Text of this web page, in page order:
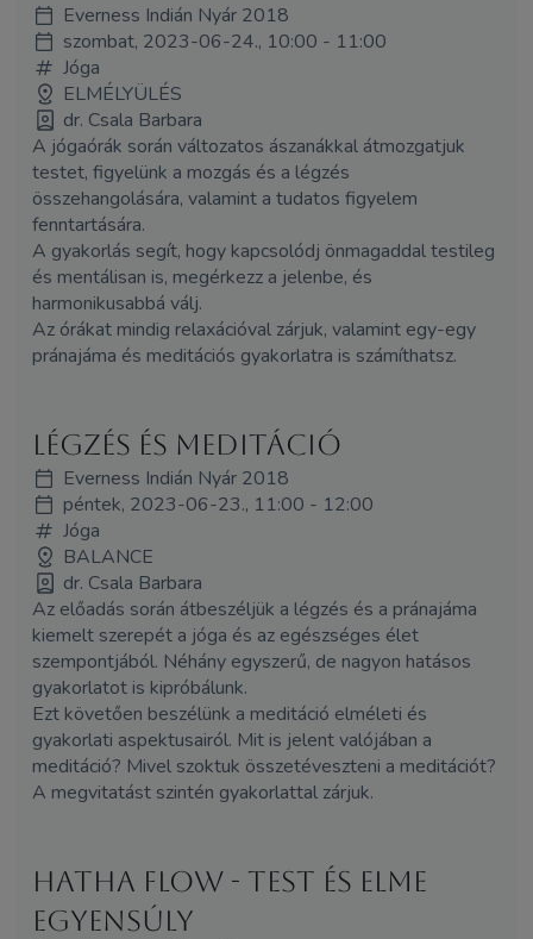
Everness Indián Nyár 2018
szombat, 2023-06-24., 10:00 - 11:00
Jóga
ELMÉLYÜLÉS
dr. Csala Barbara
A jógaórák során változatos ászanákkal átmozgatjuk
testet, figyelünk a mozgás és a légzés
összehangolására, valamint a tudatos figyelem
fenntartására.
A gyakorlás segít, hogy kapcsolódj önmagaddal testileg
és mentálisan is, megérkezz a jelenbe, és
harmonikusabbá válj.
Az órákat mindig relaxációval zárjuk, valamint egy-egy
pránajáma és meditációs gyakorlatra is számíthatsz.
Légzés és meditáció
Everness Indián Nyár 2018
péntek, 2023-06-23., 11:00 - 12:00
Jóga
BALANCE
dr. Csala Barbara
Az előadás során átbeszéljük a légzés és a pránajáma
kiemelt szerepét a jóga és az egészséges élet
szempontjából. Néhány egyszerű, de nagyon hatásos
gyakorlatot is kipróbálunk.
Ezt követően beszélünk a meditáció elméleti és
gyakorlati aspektusairól. Mit is jelent valójában a
meditáció? Mivel szoktuk összetéveszteni a meditációt?
A megvitatást szintén gyakorlattal zárjuk.
Hatha flow - Test és elme
egyensúly